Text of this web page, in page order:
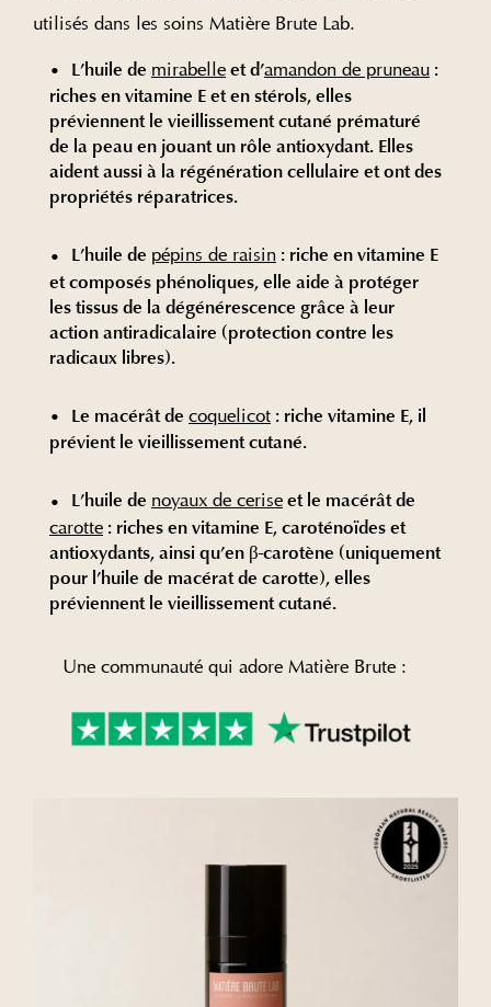
utilisés dans les soins Matière Brute Lab.
L’huile de mirabelle et d’amandon de pruneau :
riches en vitamine E et en stérols, elles
préviennent le vieillissement cutané prématuré
de la peau en jouant un rôle antioxydant. Elles
aident aussi à la régénération cellulaire et ont des
propriétés réparatrices.
L’huile de pépins de raisin : riche en vitamine E
et composés phénoliques, elle aide à protéger
les tissus de la dégénérescence grâce à leur
action antiradicalaire (protection contre les
radicaux libres).
Le macérât de coquelicot : riche vitamine E, il
prévient le vieillissement cutané.
L’huile de noyaux de cerise et le macérât de
carotte : riches en vitamine E, caroténoïdes et
antioxydants, ainsi qu’en β-carotène (uniquement
pour l’huile de macérat de carotte), elles
préviennent le vieillissement cutané.
Une communauté qui adore Matière Brute :